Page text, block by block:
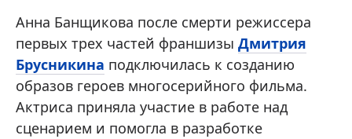
Анна Банщикова после смерти режиссера
первых трех частей франшизы Дмитрия
Брусникина подключилась к созданию
образов героев многосерийного фильма.
Актриса приняла участие в работе над
сценарием и помогла в разработке